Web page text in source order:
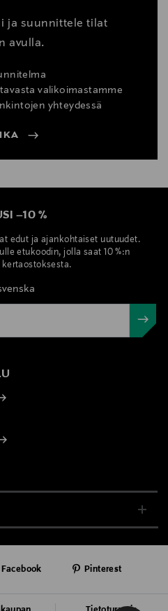
ja suunnittele tilat
avulla.
valikoimastamme
yhteydessä
–10 %
edut ja ajankohtaiset uutuudet.
etukoodin, jolla saat 10 %:n
Facebook Pinterest